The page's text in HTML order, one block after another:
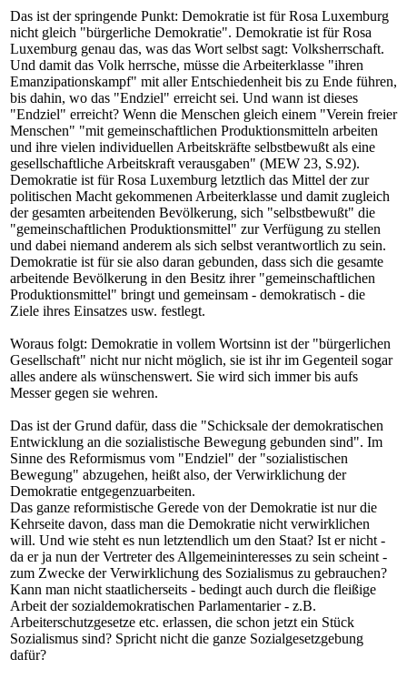
Das ist der springende Punkt: Demokratie ist für Rosa Luxemburg
nicht gleich "bürgerliche Demokratie". Demokratie ist für Rosa
Luxemburg genau das, was das Wort selbst sagt: Volksherrschaft.
Und damit das Volk herrsche, müsse die Arbeiterklasse "ihren
Emanzipationskampf" mit aller Entschiedenheit bis zu Ende führen,
bis dahin, wo das "Endziel" erreicht sei. Und wann ist dieses
"Endziel" erreicht? Wenn die Menschen gleich einem "Verein freier
Menschen" "mit gemeinschaftlichen Produktionsmitteln arbeiten
und ihre vielen individuellen Arbeitskräfte selbstbewußt als eine
gesellschaftliche Arbeitskraft verausgaben" (MEW 23, S.92).
Demokratie ist für Rosa Luxemburg letztlich das Mittel der zur
politischen Macht gekommenen Arbeiterklasse und damit zugleich
der gesamten arbeitenden Bevölkerung, sich "selbstbewußt" die
"gemeinschaftlichen Produktionsmittel" zur Verfügung zu stellen
und dabei niemand anderem als sich selbst verantwortlich zu sein.
Demokratie ist für sie also daran gebunden, dass sich die gesamte
arbeitende Bevölkerung in den Besitz ihrer "gemeinschaftlichen
Produktionsmittel" bringt und gemeinsam - demokratisch - die
Ziele ihres Einsatzes usw. festlegt.
Woraus folgt: Demokratie in vollem Wortsinn ist der "bürgerlichen
Gesellschaft" nicht nur nicht möglich, sie ist ihr im Gegenteil sogar
alles andere als wünschenswert. Sie wird sich immer bis aufs
Messer gegen sie wehren.
Das ist der Grund dafür, dass die "Schicksale der demokratischen
Entwicklung an die sozialistische Bewegung gebunden sind". Im
Sinne des Reformismus vom "Endziel" der "sozialistischen
Bewegung" abzugehen, heißt also, der Verwirklichung der
Demokratie entgegenzuarbeiten.
Das ganze reformistische Gerede von der Demokratie ist nur die
Kehrseite davon, dass man die Demokratie nicht verwirklichen
will. Und wie steht es nun letztendlich um den Staat? Ist er nicht -
da er ja nun der Vertreter des Allgemeininteresses zu sein scheint -
zum Zwecke der Verwirklichung des Sozialismus zu gebrauchen?
Kann man nicht staatlicherseits - bedingt auch durch die fleißige
Arbeit der sozialdemokratischen Parlamentarier - z.B.
Arbeiterschutzgesetze etc. erlassen, die schon jetzt ein Stück
Sozialismus sind? Spricht nicht die ganze Sozialgesetzgebung
dafür?